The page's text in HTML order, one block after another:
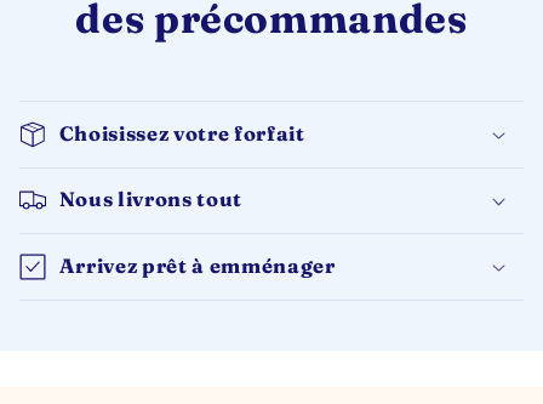
des précommandes
Choisissez votre forfait
Nous livrons tout
Arrivez prêt à emménager